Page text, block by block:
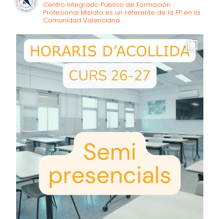
Centro Integrado Público de Formación
Profesional Mislata es un referente de la FP en la
Comunidad Valenciana.